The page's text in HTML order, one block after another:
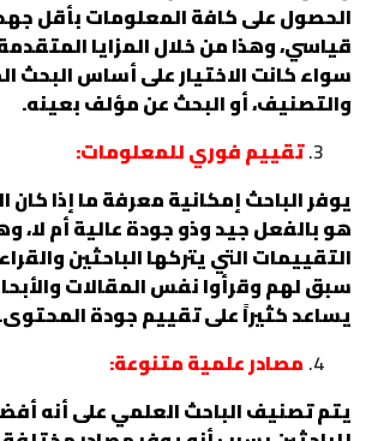
الحصول على كافة المعلومات بأقل
قياسي، وهذا من خلال المزايا
سواء كانت الاختيار على أساس البحث
والتصنيف، أو البحث عن مؤلف بعينه.
تقييم فوري للمعلومات:
يوفر الباحث إمكانية معرفة ما إذا
هو بالفعل جيد وذو جودة عالية أم لا،
التقييمات التي يتركها الباحثين
سبق لهم وقرأوا نفس المقالات
يساعد كثيراً على تقييم جودة المحتوى.
مصادر علمية متنوعة:
يتم تصنيف الباحث العلمي على أنه